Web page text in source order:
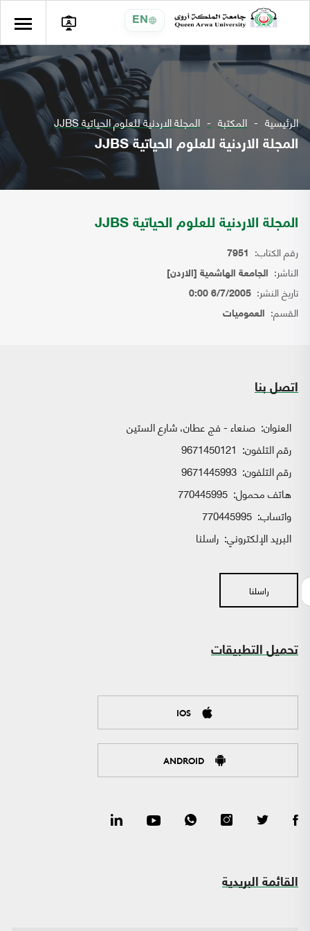
EN
الرئيسية المكتبة المجلة الاردنية للعلوم الحياتية JJBS
المجلة الاردنية للعلوم الحياتية JJBS
المجلة الاردنية للعلوم الحياتية JJBS
رقم الكتاب: 7951
الناشر: الجامعة الهاشمية [الاردن]
تاريخ النشر: 6/7/2005 0:00
القسم: العموميات
اتصل بنا
العنوان: صنعاء - فج عطان، شارع الستين
رقم التلفون: 9671450121
رقم التلفون: 9671445993
هاتف محمول: 770445995
واتساب:
البريد الإلكتروني: راسلنا
راسلنا
تحميل التطبيقات
IOS
ANDROID
القائمة البريدية